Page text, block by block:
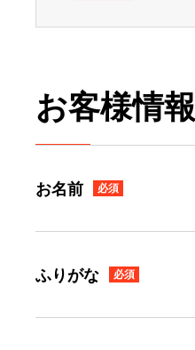
お客様情報
お名前 必須
ふりがな 必須